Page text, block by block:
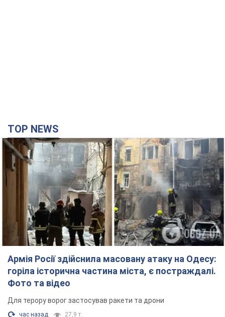
TOP NEWS
Армія Росії здійснила масовану атаку на Одесу:
горіла історична частина міста, є постраждалі.
Фото та відео
Для терору ворог застосував ракети та дрони
час назад 27,9 т.